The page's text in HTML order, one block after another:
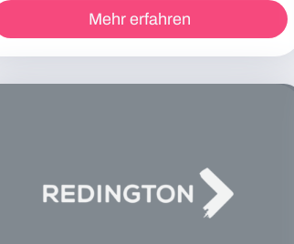
Mehr erfahren